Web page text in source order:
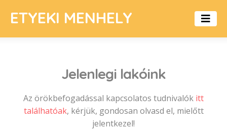
ETYEKI MENHELY
Jelenlegi lakóink
Az örökbefogadással kapcsolatos tudnivalók itt
találhatóak, kérjük, gondosan olvasd el, mielőtt
jelentkezel!